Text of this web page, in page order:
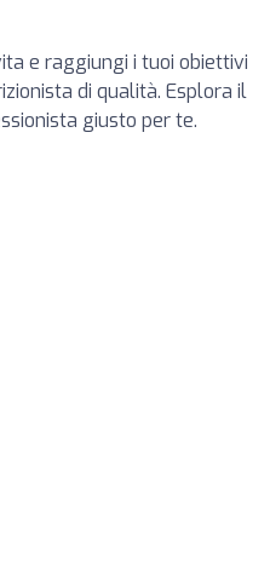
e raggiungi i tuoi obiettivi
di qualità. Esplora il
giusto per te.